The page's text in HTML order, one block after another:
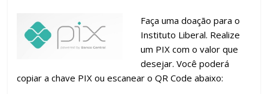
Faça uma doação para o
Instituto Liberal. Realize
um PIX com o valor que
desejar. Você poderá
copiar a chave PIX ou escanear o QR Code abaixo: